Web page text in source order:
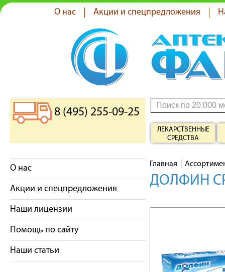
О нас Акции и спецпредложения
8 (495) 255-09-25
ЛЕКАРСТВЕННЫЕ
СРЕДСТВА
О нас
Акции и спецпредложения
Наши лицензии
Помощь по сайту
Наши статьи
Главная
ДОЛФИН